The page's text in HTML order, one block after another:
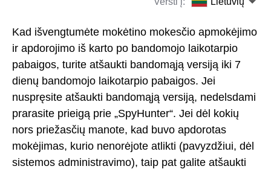
Kad išvengtumėte mokėtino mokesčio apmokėjimo
ir apdorojimo iš karto po bandomojo laikotarpio
pabaigos, turite atšaukti bandomąją versiją iki 7
dienų bandomojo laikotarpio pabaigos. Jei
nuspręsite atšaukti bandomąją versiją, nedelsdami
prarasite prieigą prie „SpyHunter“. Jei dėl kokių
nors priežasčių manote, kad buvo apdorotas
mokėjimas, kurio nenorėjote atlikti (pavyzdžiui, dėl
sistemos administravimo), taip pat galite atšaukti